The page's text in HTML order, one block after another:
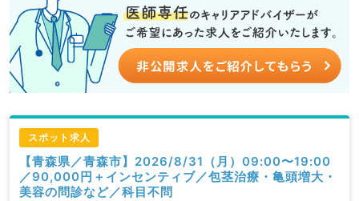
スポット求人
【青森県／青森市】2026/8/31（月）09:00〜19:00
／90,000円＋インセンティブ／包茎治療・亀頭増大・
美容の問診など／科目不問